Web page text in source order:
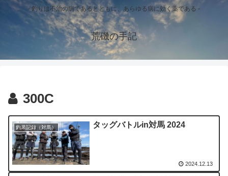
- 釣りは不治の病であるとともに、あらゆる病に効く薬である -
荒磯の手記
300C
釣果記録（対馬） タッグバトルin対馬 2024
2024.12.13